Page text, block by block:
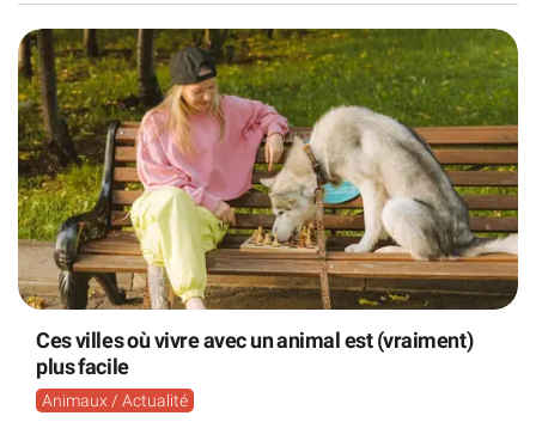
Ces villes où vivre avec un animal est (vraiment)
plus facile
Animaux / Actualité